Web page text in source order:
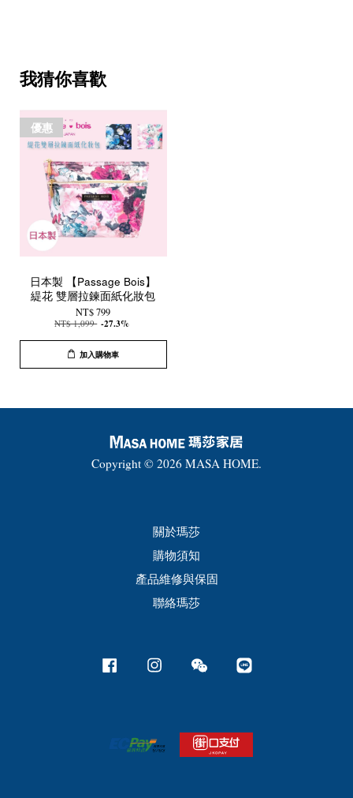
我猜你喜歡
優惠
日本製 【Passage Bois】
緹花 雙層拉鍊面紙化妝包
NT$ 799
NT$ 1,099 -27.3%
加入購物車
Copyright © 2026 MASA HOME.
關於瑪莎
購物須知
產品維修與保固
聯絡瑪莎
Facebook Instagram Wechat